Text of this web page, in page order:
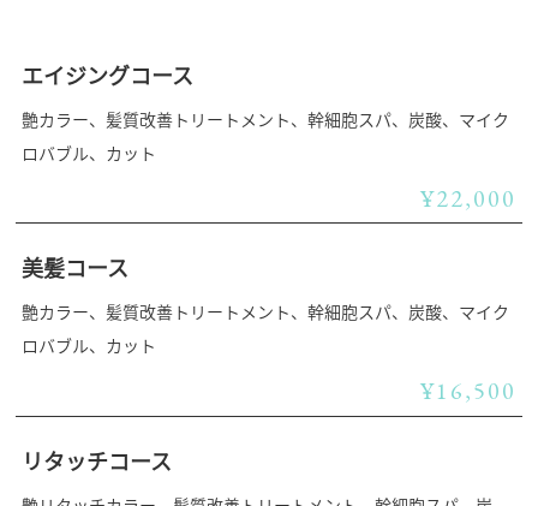
エイジングコース
艶カラー、髪質改善トリートメント、幹細胞スパ、炭酸、マイク
ロバブル、カット
¥22,000
美髪コース
艶カラー、髪質改善トリートメント、幹細胞スパ、炭酸、マイク
ロバブル、カット
¥16,500
リタッチコース